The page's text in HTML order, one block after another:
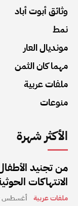
وثائق أبوت أباد
نمط
مونديال العار
مهما كان الثمن
ملفات عربية
منوعات
الأكثر شهرة
من تجنيد
الانتهاكات
ملفات عربية أغسطس 9, 2026